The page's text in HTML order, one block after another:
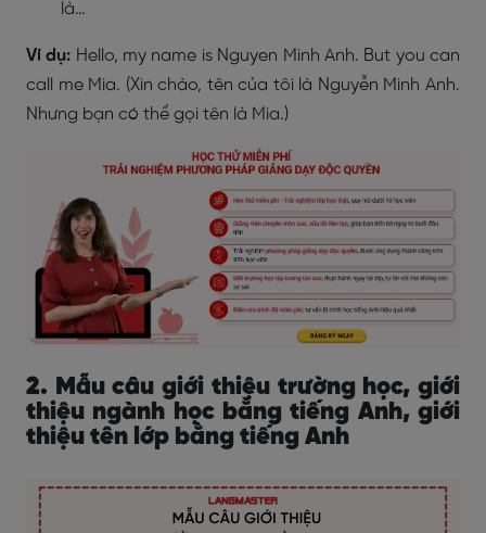
là…
Ví dụ: Hello, my name is Nguyen Minh Anh. But you can
call me Mia. (Xin chào, tên của tôi là Nguyễn Minh Anh.
Nhưng bạn có thể gọi tên là Mia.)
2. Mẫu câu giới thiệu trường học, giới
thiệu ngành học bằng tiếng Anh, giới
thiệu tên lớp bằng tiếng Anh